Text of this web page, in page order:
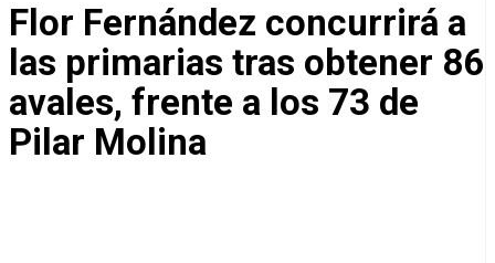
Flor Fernández concurrirá a
las primarias tras obtener 86
avales, frente a los 73 de
Pilar Molina